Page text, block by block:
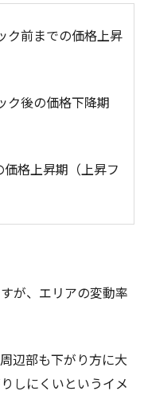
ク前までの価格上昇
ク後の価格下降期
格上昇期（上昇フ
が、エリアの変動率
辺部も下がり方に大
しにくいというイメ